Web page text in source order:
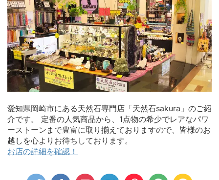
愛知県岡崎市にある天然石専門店「天然石sakura」のご紹
介です。 定番の人気商品から、1点物の希少でレアなパワ
ーストーンまで豊富に取り揃えておりますので、皆様のお
越しを心よりお待ちしております。
お店の詳細を確認！